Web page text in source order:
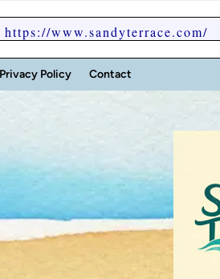
https://www.sandyterrace.com/